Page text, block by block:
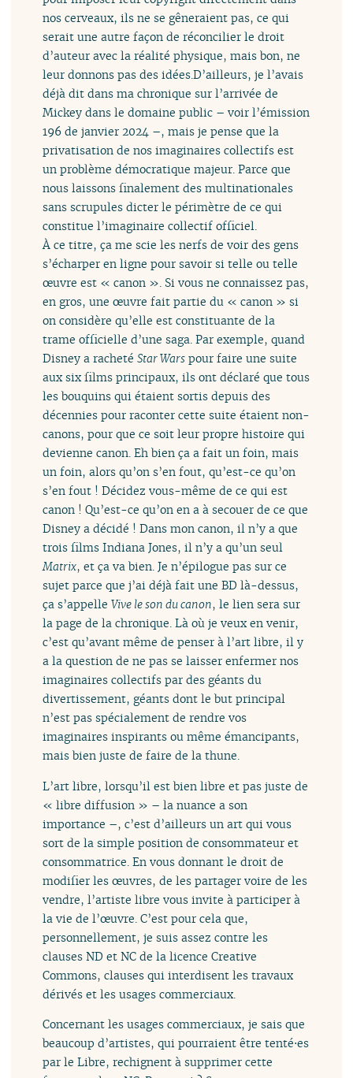
nos cerveaux, ils ne se gêneraient pas, ce qui
serait une autre façon de réconcilier le droit
d’auteur avec la réalité physique, mais bon, ne
leur donnons pas des idées.D’ailleurs, je l’avais
déjà dit dans ma chronique sur l’arrivée de
Mickey dans le domaine public – voir l’émission
196 de janvier 2024 –, mais je pense que la
privatisation de nos imaginaires collectifs est
un problème démocratique majeur. Parce que
nous laissons finalement des multinationales
sans scrupules dicter le périmètre de ce qui
constitue l’imaginaire collectif officiel.
À ce titre, ça me scie les nerfs de voir des gens
s’écharper en ligne pour savoir si telle ou telle
œuvre est « canon ». Si vous ne connaissez pas,
en gros, une œuvre fait partie du « canon » si
on considère qu’elle est constituante de la
trame officielle d’une saga. Par exemple, quand
Disney a rachetéStar Wars pour faire une suite
aux six films principaux, ils ont déclaré que tous
les bouquins qui étaient sortis depuis des
décennies pour raconter cette suite étaient non-
canons, pour que ce soit leur propre histoire qui
devienne canon. Eh bien ça a fait un foin, mais
un foin, alors qu’on s’en fout, qu’est-ce qu’on
s’en fout ! Décidez vous-même de ce qui est
canon ! Qu’est-ce qu’on en a à secouer de ce que
Disney a décidé ! Dans mon canon, il n’y a que
trois films Indiana Jones, il n’y a qu’un seul
Matrix, et ça va bien. Je n’épilogue pas sur ce
sujet parce que j’ai déjà fait une BD là-dessus,
ça s’appelleVive le son du canon, le lien sera sur
la page de la chronique. Là où je veux en venir,
c’est qu’avant même de penser à l’art libre, il y
a la question de ne pas se laisser enfermer nos
imaginaires collectifs par des géants du
divertissement, géants dont le but principal
n’est pas spécialement de rendre vos
imaginaires inspirants ou même émancipants,
mais bien juste de faire de la thune.
L’art libre, lorsqu’il est bien libre et pas juste de
« libre diffusion » – la nuance a son
importance –, c’est d’ailleurs un art qui vous
sort de la simple position de consommateur et
consommatrice. En vous donnant le droit de
modifier les œuvres, de les partager voire de les
vendre, l’artiste libre vous invite à participer à
la vie de l’œuvre. C’est pour cela que,
personnellement, je suis assez contre les
clauses ND et NC de la licence Creative
Commons, clauses qui interdisent les travaux
dérivés et les usages commerciaux.
Concernant les usages commerciaux, je sais que
beaucoup d’artistes, qui pourraient être tenté⋅es
par le Libre, rechignent à supprimer cette